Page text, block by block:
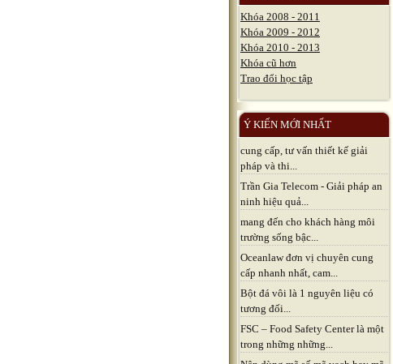
Khóa 2008 - 2011
Khóa 2009 - 2012
Khóa 2010 - 2013
Khóa cũ hơn
Trao đổi học tập
Ý KIẾN MỚI NHẤT
cung cấp, tư vấn thiết kế giải
pháp và thi...
Trần Gia Telecom - Giải pháp an
ninh hiệu quả...
mang đến cho khách hàng môi
trường sống bậc...
Oceanlaw đơn vị chuyên cung
cấp nhanh nhất, cam...
Bột đá vôi là 1 nguyên liệu có
tương đối...
FSC – Food Safety Center là một
trong những những...